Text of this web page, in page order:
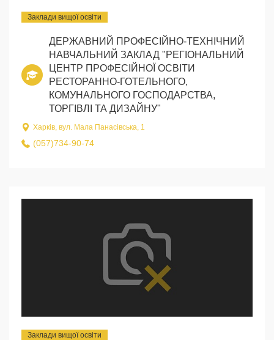
Заклади вищої освіти
ДЕРЖАВНИЙ ПРОФЕСІЙНО-ТЕХНІЧНИЙ
НАВЧАЛЬНИЙ ЗАКЛАД "РЕГІОНАЛЬНИЙ
ЦЕНТР ПРОФЕСІЙНОЇ ОСВІТИ
РЕСТОРАННО-ГОТЕЛЬНОГО,
КОМУНАЛЬНОГО ГОСПОДАРСТВА,
ТОРГІВЛІ ТА ДИЗАЙНУ"
Харків, вул. Мала Панасівська, 1
(057)734-90-74
Заклади вищої освіти